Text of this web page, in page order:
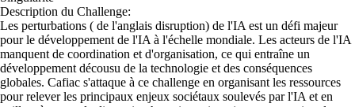
Description du Challenge:
Les perturbations ( de l'anglais disruption) de l'IA est un défi majeur
pour le développement de l'IA à l'échelle mondiale. Les acteurs de l'IA
manquent de coordination et d'organisation, ce qui entraîne un
développement décousu de la technologie et des conséquences
globales. Cafiac s'attaque à ce challenge en organisant les ressources
pour relever les principaux enjeux sociétaux soulevés par l'IA et en